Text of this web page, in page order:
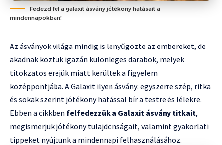
Fedezd fel a galaxit ásvány jótékony hatásait a
mindennapokban!
Az ásványok világa mindig is lenyűgözte az embereket, de
akadnak köztük igazán különleges darabok, melyek
titokzatos erejük miatt kerültek a figyelem
középpontjába. A Galaxit ilyen ásvány: egyszerre szép, ritka
és sokak szerint jótékony hatással bír a testre és lélekre.
Ebben a cikkben felfedezzük a Galaxit ásvány titkait,
megismerjük jótékony tulajdonságait, valamint gyakorlati
tippeket nyújtunk a mindennapi felhasználásához.